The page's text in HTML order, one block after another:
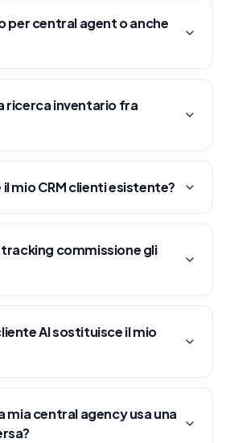
per central agent o anche
ricerca inventario fra
mio CRM clienti esistente?
commissione gli
AI sostituisce il mio
mia central agency usa una